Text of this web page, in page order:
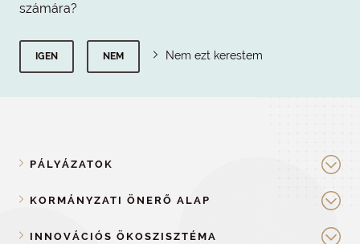
számára?
IGEN NEM Nem ezt kerestem
PÁLYÁZATOK
KORMÁNYZATI ÖNERŐ ALAP
INNOVÁCIÓS ÖKOSZISZTÉMA